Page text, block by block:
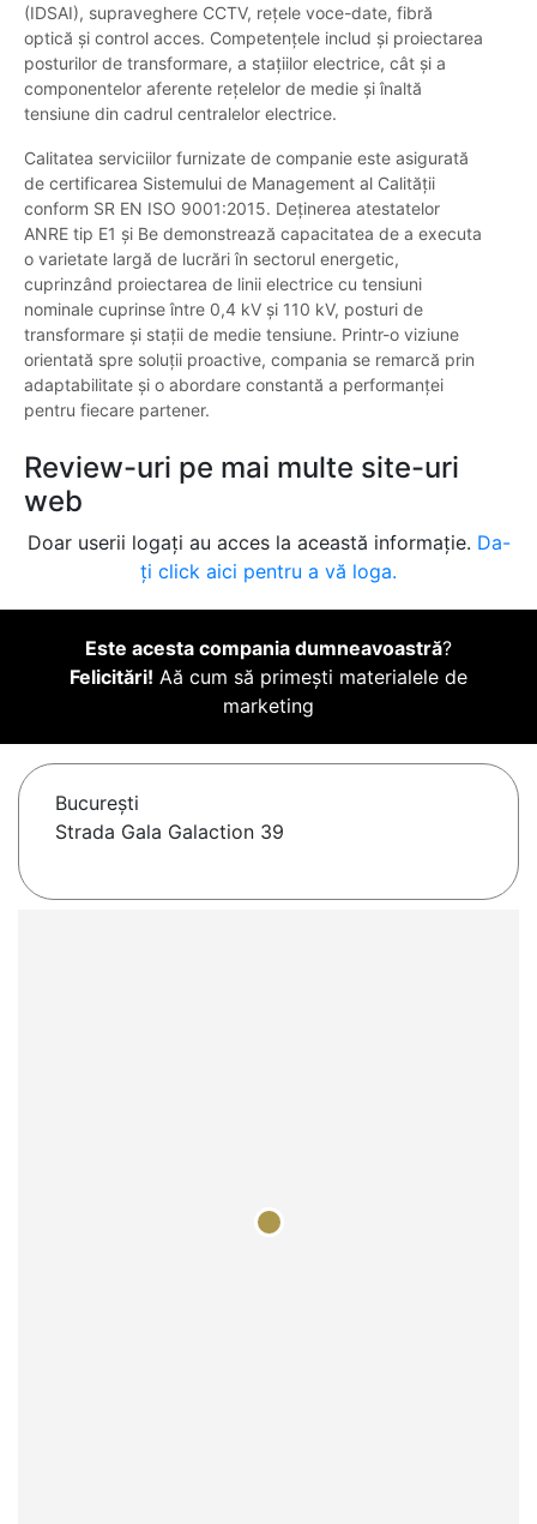
(IDSAI), supraveghere CCTV, rețele voce-date, fibră
optică și control acces. Competențele includ și proiectarea
posturilor de transformare, a stațiilor electrice, cât și a
componentelor aferente rețelelor de medie și înaltă
tensiune din cadrul centralelor electrice.
Calitatea serviciilor furnizate de companie este asigurată
de certificarea Sistemului de Management al Calității
conform SR EN ISO 9001:2015. Deținerea atestatelor
ANRE tip E1 și Be demonstrează capacitatea de a executa
o varietate largă de lucrări în sectorul energetic,
cuprinzând proiectarea de linii electrice cu tensiuni
nominale cuprinse între 0,4 kV și 110 kV, posturi de
transformare și stații de medie tensiune. Printr-o viziune
orientată spre soluții proactive, compania se remarcă prin
adaptabilitate și o abordare constantă a performanței
pentru fiecare partener.
Review-uri pe mai multe site-uri
web
Doar userii logați au acces la această informație. Da-
ți click aici pentru a vă loga.
Este acesta compania dumneavoastră?
Felicitări! Aă cum să primești materialele de
marketing
Bucureşti
Strada Gala Galaction 39